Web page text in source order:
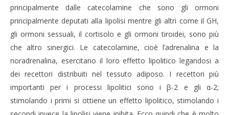
principalmente dalle catecolamine che sono gli ormoni
principalmente deputati alla lipolisi mentre gli altri come il GH,
gli ormoni sessuali, il cortisolo e gli ormoni tiroidei, sono più
che altro sinergici. Le catecolamine, cioè l’adrenalina e la
noradrenalina, esercitano il loro effetto lipolitico legandosi a
dei recettori distribuiti nel tessuto adiposo. I recettori più
importanti per i processi lipolitici sono i β-2 e gli α-2;
stimolando i primi si ottiene un effetto lipolitico, stimolando i